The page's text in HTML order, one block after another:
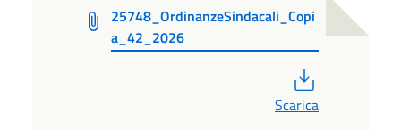
25748_OrdinanzeSindacali_Copi
a_42_2026
Scarica